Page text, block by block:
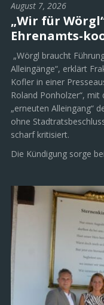
August 7, 2026
„Wir für
Ehrenamts-
„Wörgl braucht
Alleingänge“, erklärt
Kofler in einer
Roland Ponholzer“,
„erneuten Alleingang“
ohne
scharf kritisiert.
Die Kündigung sorge